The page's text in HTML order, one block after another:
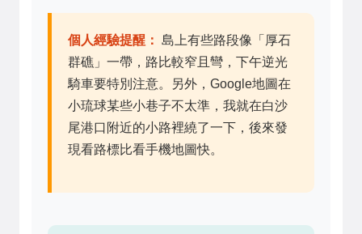
個人經驗提醒： 島上有些路段像「厚石
群礁」一帶，路比較窄且彎，下午逆光
騎車要特別注意。另外，Google地圖在
小琉球某些小巷子不太準，我就在白沙
尾港口附近的小路裡繞了一下，後來發
現看路標比看手機地圖快。